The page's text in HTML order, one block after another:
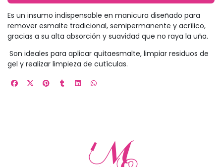
Es un insumo indispensable en manicura diseñado para
remover esmalte tradicional, semipermanente y acrílico,
gracias a su alta absorción y suavidad que no raya la uña.
Son ideales para aplicar quitaesmalte, limpiar residuos de
gel y realizar limpieza de cutículas.